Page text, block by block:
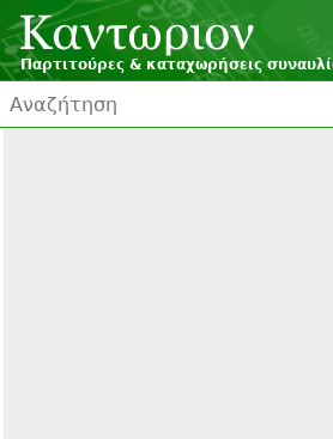
Παρτιτούρες & καταχωρήσεις